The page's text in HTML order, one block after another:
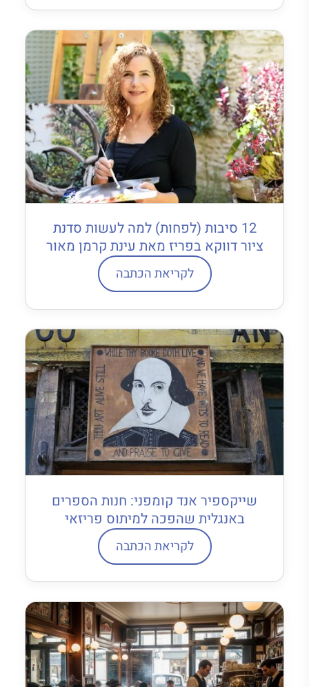
12 סיבות (לפחות) למה לעשות סדנת
ציור דווקא בפריז מאת עינת קרמן מאור
לקריאת הכתבה
שייקספיר אנד קומפני: חנות הספרים
באנגלית שהפכה למיתוס פריזאי
לקריאת הכתבה